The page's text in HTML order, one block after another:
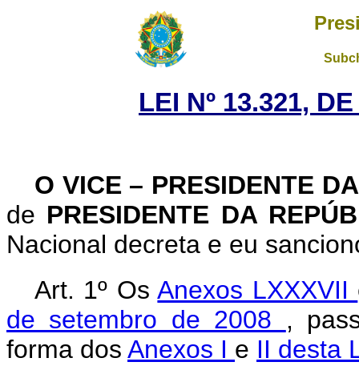
LEI Nº 13.321,
O VICE – PRESIDENTE
de PRESIDENTE DA
Nacional decreta e eu
Art. 1º OsAnexos LXXXVII
de setembro de 2008 ,
forma dos Anexos I e II desta